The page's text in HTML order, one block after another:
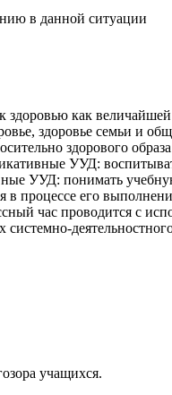
в данной ситуации
как
здоровье семьи и
здорового
УУД:
УУД: понимать
в процессе его
час проводится с
системно-
учащихся.